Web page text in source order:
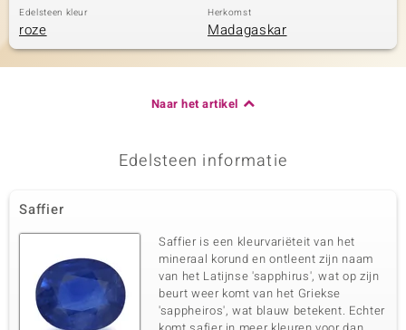
Edelsteen kleur
roze
Herkomst
Madagaskar
Naar het artikel
Edelsteen informatie
Saffier
Saffier is een kleurvariëteit van het
mineraal korund en ontleent zijn naam
van het Latijnse 'sapphirus', wat op zijn
beurt weer komt van het Griekse
'sappheiros', wat blauw betekent. Echter